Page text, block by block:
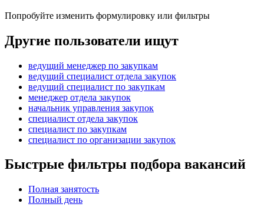
Попробуйте изменить формулировку или фильтры
Другие пользователи ищут
ведущий менеджер по закупкам
ведущий специалист отдела закупок
ведущий специалист по закупкам
менеджер отдела закупок
начальник управления закупок
специалист отдела закупок
специалист по закупкам
специалист по организации закупок
Быстрые фильтры подбора вакансий
Полная занятость
Полный день